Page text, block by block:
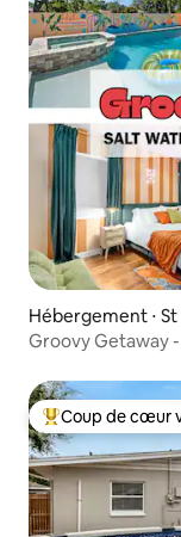
Hébergement ⋅
Groovy Getaway
Coups de cœur
Coup de cœur